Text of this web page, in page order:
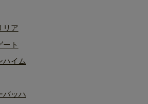
リア
ト
ハイム
バッハ